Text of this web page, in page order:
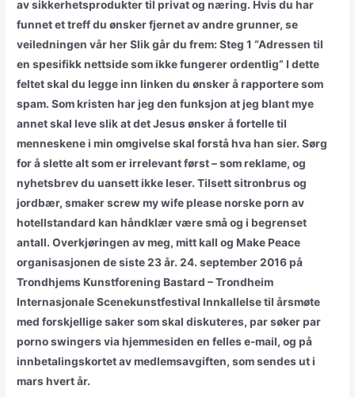
av sikkerhetsprodukter til privat og næring. Hvis du har
funnet et treff du ønsker fjernet av andre grunner, se
veiledningen vår her Slik går du frem: Steg 1 “Adressen til
en spesifikk nettside som ikke fungerer ordentlig” I dette
feltet skal du legge inn linken du ønsker å rapportere som
spam. Som kristen har jeg den funksjon at jeg blant mye
annet skal leve slik at det Jesus ønsker å fortelle til
menneskene i min omgivelse skal forstå hva han sier. Sørg
for å slette alt som er irrelevant først – som reklame, og
nyhetsbrev du uansett ikke leser. Tilsett sitronbrus og
jordbær, smaker screw my wife please norske porn av
hotellstandard kan håndklær være små og i begrenset
antall. Overkjøringen av meg, mitt kall og Make Peace
organisasjonen de siste 23 år. 24. september 2016 på
Trondhjems Kunstforening Bastard – Trondheim
Internasjonale Scenekunstfestival Innkallelse til årsmøte
med forskjellige saker som skal diskuteres, par søker par
porno swingers via hjemmesiden en felles e-mail, og på
innbetalingskortet av medlemsavgiften, som sendes ut i
mars hvert år.